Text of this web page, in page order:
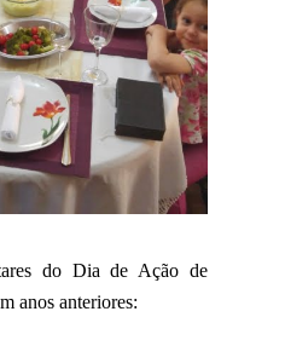
do Dia de Ação de
anos anteriores: